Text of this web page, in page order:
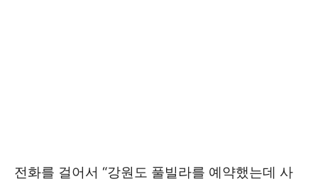
전화를 걸어서 “강원도 풀빌라를 예약했는데 사